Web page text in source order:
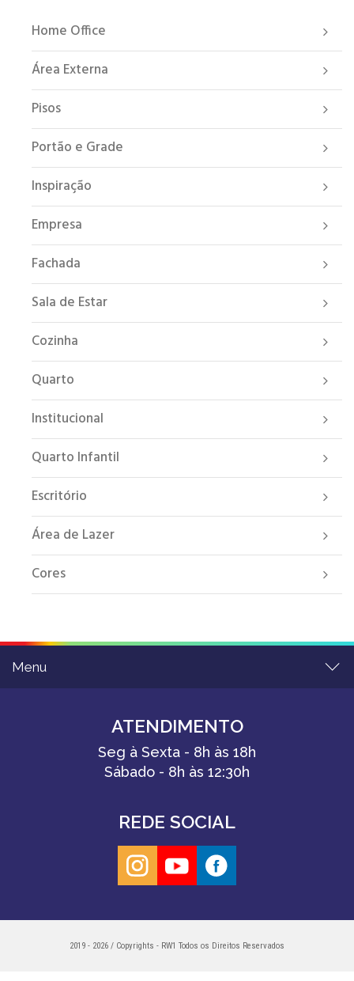
Home Office
Área Externa
Pisos
Portão e Grade
Inspiração
Empresa
Fachada
Sala de Estar
Cozinha
Quarto
Institucional
Quarto Infantil
Escritório
Área de Lazer
Cores
Menu
ATENDIMENTO
Seg à Sexta - 8h às 18h
Sábado - 8h às 12:30h
REDE SOCIAL
2019 - 2026 / Copyrights - RW1 Todos os Direitos Reservados